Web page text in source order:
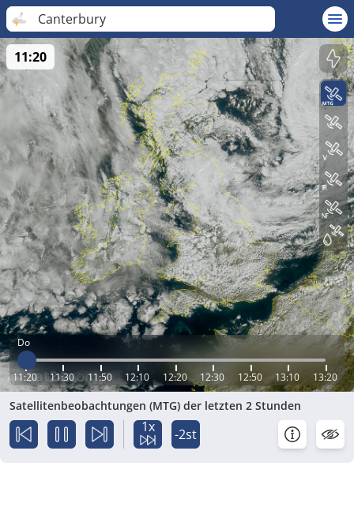
Canterbury
Do
11:20 11:30 11:50 12:10 12:20 12:30 12:50 13:10 13:20
11:20
Satellitenbeobachtungen (MTG) der letzten 2 Stunden
1x -2st